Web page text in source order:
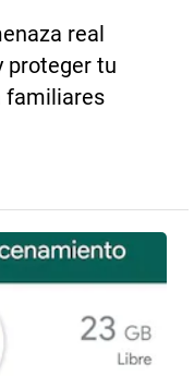
real
proteger tu
familiares